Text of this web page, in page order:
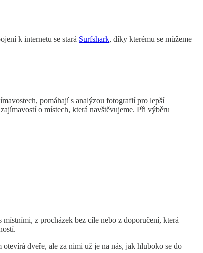
k internetu se stará Surfshark, díky kterému se můžeme
pomáhají s analýzou fotografií pro lepší
o místech, která navštěvujeme. Při výběru
z procházek bez cíle nebo z doporučení, která
dveře, ale za nimi už je na nás, jak hluboko se do